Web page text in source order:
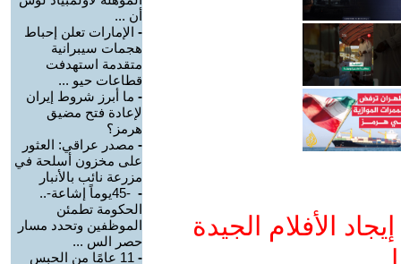
الأفلام الجيدة
أن ...
- الإمارات تعلن إحباط
هجمات سيبرانية
متقدمة استهدفت
قطاعات حيو ...
- ما أبرز شروط إيران
لإعادة فتح مضيق
هرمز؟
- مصدر عراقي: العثور
على مخزون أسلحة في
مزرعة نائب بالأنبار
-
-45يوماً إشاعة-..
الحكومة تطمئن
الموظفين وتحدد مسار
حصر الس ...
-
11 عامًا من الحبس